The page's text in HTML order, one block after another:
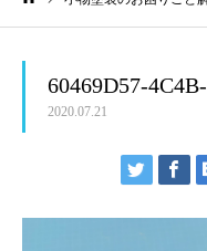
60469D57-
2020.07.21